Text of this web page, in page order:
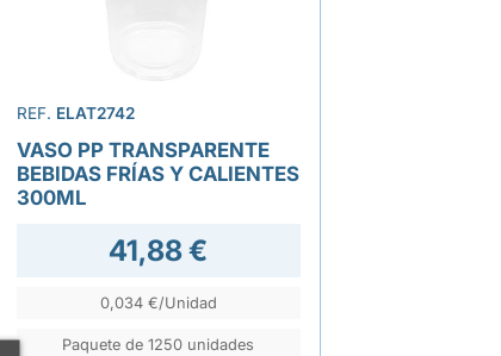
REF. ELAT2742
VASO PP TRANSPARENTE
BEBIDAS FRÍAS Y CALIENTES
300ML
41,88 €
0,034 €/Unidad
Paquete de 1250 unidades